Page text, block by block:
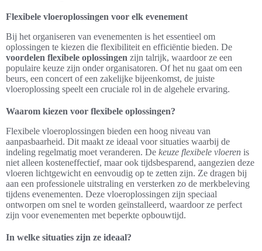
Flexibele vloeroplossingen voor elk evenement
Bij het organiseren van evenementen is het essentieel om
oplossingen te kiezen die flexibiliteit en efficiëntie bieden. De
voordelen flexibele oplossingen zijn talrijk, waardoor ze een
populaire keuze zijn onder organisatoren. Of het nu gaat om een
beurs, een concert of een zakelijke bijeenkomst, de juiste
vloeroplossing speelt een cruciale rol in de algehele ervaring.
Waarom kiezen voor flexibele oplossingen?
Flexibele vloeroplossingen bieden een hoog niveau van
aanpasbaarheid. Dit maakt ze ideaal voor situaties waarbij de
indeling regelmatig moet veranderen. De keuze flexibele vloeren is
niet alleen kosteneffectief, maar ook tijdsbesparend, aangezien deze
vloeren lichtgewicht en eenvoudig op te zetten zijn. Ze dragen bij
aan een professionele uitstraling en versterken zo de merkbeleving
tijdens evenementen. Deze vloeroplossingen zijn speciaal
ontworpen om snel te worden geïnstalleerd, waardoor ze perfect
zijn voor evenementen met beperkte opbouwtijd.
In welke situaties zijn ze ideaal?